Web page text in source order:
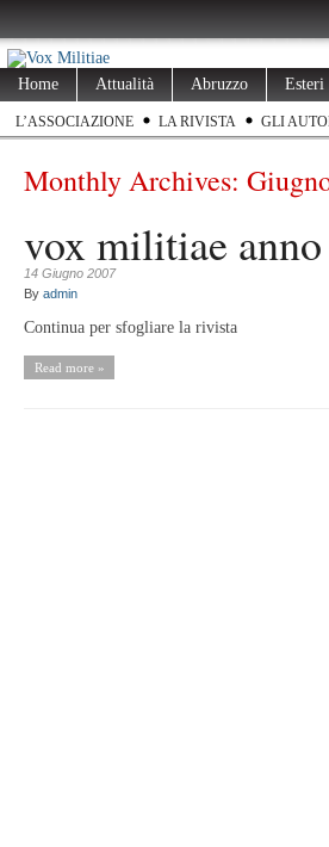
Home Attualità Abruzzo Esteri
L’ASSOCIAZIONE LA RIVISTA GLI
Monthly Archives:
vox militiae
14 Giugno 2007
By admin
Continua per sfogliare la rivista
Read more »